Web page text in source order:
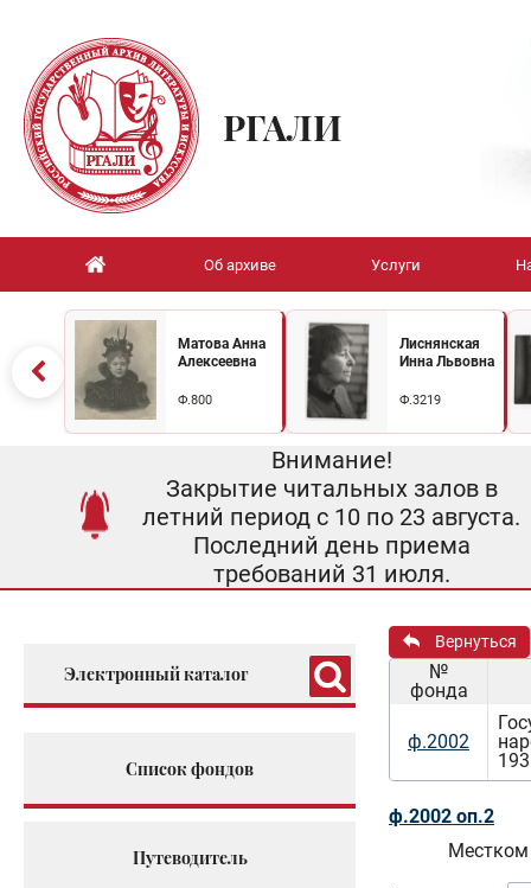
РГАЛИ
Об архиве Услуги
Матова Анна
Алексеевна
Ф.800
Лиснянская
Инна Львовна
Ф.3219
Внимание!
Закрытие читальных залов в
летний период с 10 по 23 августа.
Последний день приема
требований 31 июля.
Электронный каталог
Список фондов
Путеводитель
Вернуться
№
фонда
ф.2002
ф.2002 оп.2
Местком